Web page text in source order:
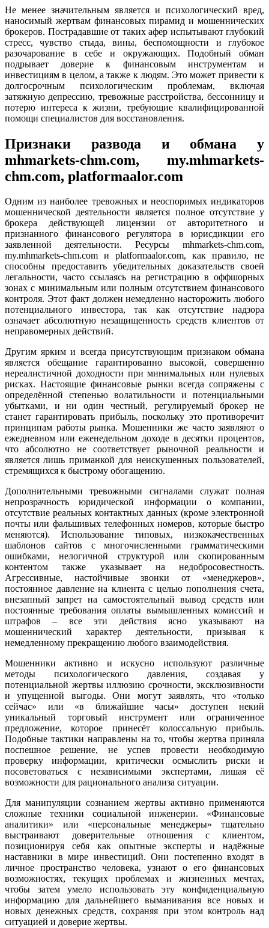
Не менее значительным является и психологический вред,
наносимый жертвам финансовых пирамид и мошеннических
брокеров. Пострадавшие от таких афер испытывают глубокий
стресс, чувство стыда, вины, беспомощности и глубокое
разочарование в себе и окружающих. Подобный обман
подрывает доверие к финансовым инструментам и
инвестициям в целом, а также к людям. Это может привести к
долгосрочным психологическим проблемам, включая
затяжную депрессию, тревожные расстройства, бессонницу и
потерю интереса к жизни, требующие квалифицированной
помощи специалистов для восстановления.
Признаки развода и обмана у
mhmarkets-chm.com, my.mhmarkets-
chm.com, platformaalor.com
Одним из наиболее тревожных и неоспоримых индикаторов
мошеннической деятельности является полное отсутствие у
брокера действующей лицензии от авторитетного и
признанного финансового регулятора в юрисдикции его
заявленной деятельности. Ресурсы mhmarkets-chm.com,
my.mhmarkets-chm.com и platformaalor.com, как правило, не
способны предоставить убедительных доказательств своей
легальности, часто ссылаясь на регистрацию в оффшорных
зонах с минимальным или полным отсутствием финансового
контроля. Этот факт должен немедленно насторожить любого
потенциального инвестора, так как отсутствие надзора
означает абсолютную незащищенность средств клиентов от
неправомерных действий.
Другим ярким и всегда присутствующим признаком обмана
является обещание гарантированно высокой, совершенно
нереалистичной доходности при минимальных или нулевых
рисках. Настоящие финансовые рынки всегда сопряжены с
определённой степенью волатильности и потенциальными
убытками, и ни один честный, регулируемый брокер не
станет гарантировать прибыль, поскольку это противоречит
принципам работы рынка. Мошенники же часто заявляют о
ежедневном или еженедельном доходе в десятки процентов,
что абсолютно не соответствует рыночной реальности и
является лишь приманкой для неискушенных пользователей,
стремящихся к быстрому обогащению.
Дополнительными тревожными сигналами служат полная
непрозрачность юридической информации о компании,
отсутствие реальных контактных данных (кроме электронной
почты или фальшивых телефонных номеров, которые быстро
меняются). Использование типовых, низкокачественных
шаблонов сайтов с многочисленными грамматическими
ошибками, нелогичной структурой или скопированным
контентом также указывает на недобросовестность.
Агрессивные, настойчивые звонки от «менеджеров»,
постоянное давление на клиента с целью пополнения счета,
внезапный запрет на самостоятельный вывод средств или
постоянные требования оплаты вымышленных комиссий и
штрафов – все эти действия ясно указывают на
мошеннический характер деятельности, призывая к
немедленному прекращению любого взаимодействия.
Мошенники активно и искусно используют различные
методы психологического давления, создавая у
потенциальной жертвы иллюзию срочности, эксклюзивности
и упущенной выгоды. Они могут заявлять, что «только
сейчас» или «в ближайшие часы» доступен некий
уникальный торговый инструмент или ограниченное
предложение, которое принесёт колоссальную прибыль.
Подобные тактики направлены на то, чтобы жертва приняла
поспешное решение, не успев провести необходимую
проверку информации, критически осмыслить риски и
посоветоваться с независимыми экспертами, лишая её
возможности для рационального анализа ситуации.
Для манипуляции сознанием жертвы активно применяются
сложные техники социальной инженерии. «Финансовые
аналитики» или «персональные менеджеры» тщательно
выстраивают доверительные отношения с клиентом,
позиционируя себя как опытные эксперты и надёжные
наставники в мире инвестиций. Они постепенно входят в
личное пространство человека, узнают о его финансовых
возможностях, текущих проблемах и жизненных мечтах,
чтобы затем умело использовать эту конфиденциальную
информацию для дальнейшего выманивания все новых и
новых денежных средств, сохраняя при этом контроль над
ситуацией и доверие жертвы.